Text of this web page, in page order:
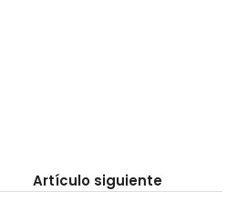
Artículo siguiente